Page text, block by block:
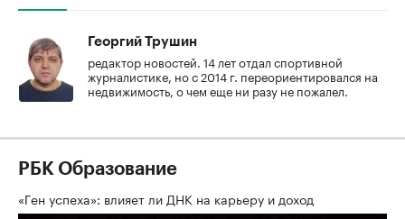
Георгий Трушин
редактор новостей. 14 лет отдал спортивной
журналистике, но с 2014 г. переориентировался на
недвижимость, о чем еще ни разу не пожалел.
РБК Образование
«Ген успеха»: влияет ли ДНК на карьеру и доход